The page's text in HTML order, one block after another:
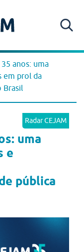
anos: uma
em prol da
Brasil
Radar CEJAM
uma
e
pública